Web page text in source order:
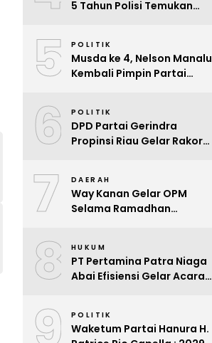
5 Tahun Polisi Temukan
5 POLITIK
Musda ke 4, Nelson Manalu
Kembali Pimpin Partai
6 POLITIK
DPD Partai Gerindra
Propinsi Riau Gelar Rakor
7 DAERAH
Way Kanan Gelar OPM
Selama Ramadhan
8 HUKUM
PT Pertamina Patra Niaga
Abai Efisiensi Gelar Acara
POLITIK
Waketum Partai Hanura H.